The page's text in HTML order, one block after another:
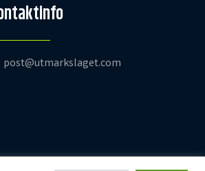
post@utmarkslaget.com